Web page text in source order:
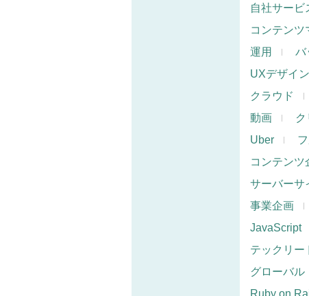
自社サービ
コンテンツ
運用
バ
UXデザイン
クラウド
動画
Uber
コンテンツ
サーバーサ
事業企画
JavaScript
テックリー
グローバル
Ruby on